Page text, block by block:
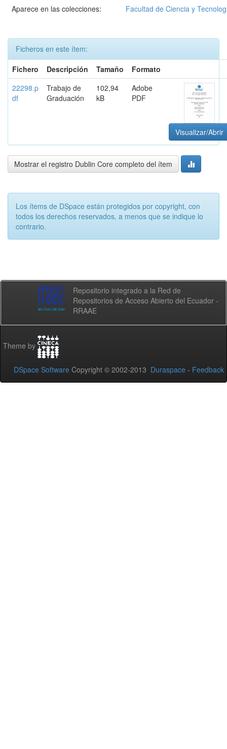
Aparece en las colecciones:
Facultad de Ciencia y
Ficheros en este ítem:
Fichero
Descripción Tamaño
Formato
22298.p
df
Trabajo de
Graduación
102,94
kB
Adobe
PDF
Visualizar/Abrir
Mostrar el registro Dublin Core completo del ítem
Los ítems de DSpace están protegidos por copyright, con
todos los derechos reservados, a menos que se indique lo
contrario.
Repositorio integrado a la Red de
Repositorios de Acceso Abierto del Ecuador -
RRAAE
Theme by
DSpace Software Copyright © 2002-2013 Duraspace - Feedback